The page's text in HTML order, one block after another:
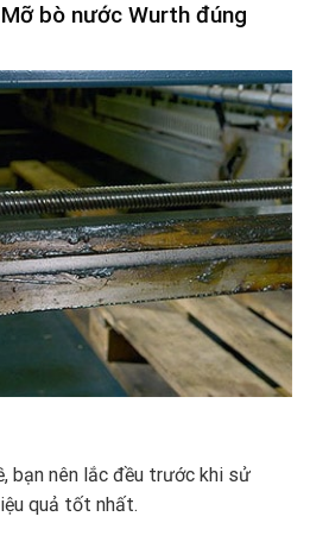
bò nước Wurth đúng
bạn nên lắc đều trước khi sử
quả tốt nhất.